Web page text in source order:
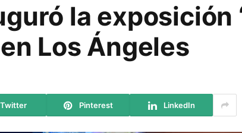
la exposición
Los Ángeles
Twitter Pinterest LinkedIn